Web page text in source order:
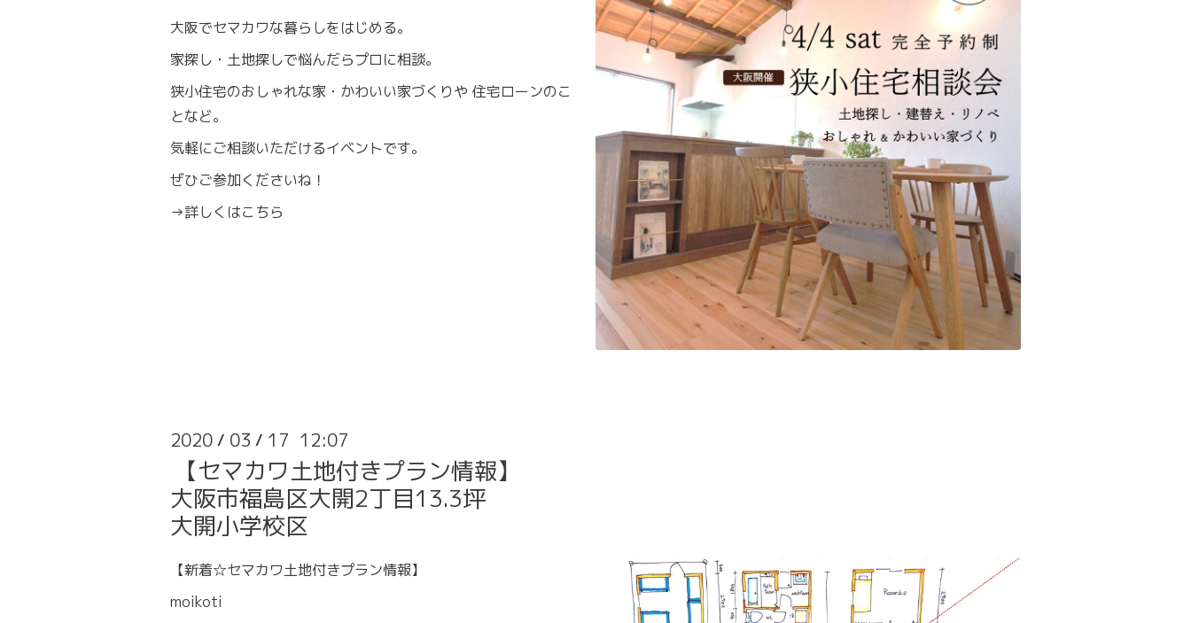
大阪でセマカワな暮らしをはじめる。
家探し・土地探しで悩んだらプロに相談。
狭小住宅のおしゃれな家・かわいい家づくりや 住宅ローンのこ
となど。
気軽にご相談いただけるイベントです。
ぜひご参加くださいね！
→詳しくはこちら
2020 / 03 / 17 12:07
【セマカワ土地付きプラン情報】
大阪市福島区大開2丁目13.3坪
大開小学校区
【新着☆セマカワ土地付きプラン情報】
moikoti